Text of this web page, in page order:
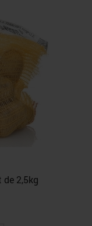
de 2,5kg